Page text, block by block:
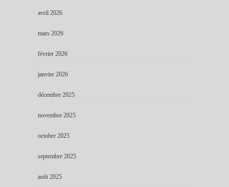
avril 2026
mars 2026
février 2026
janvier 2026
décembre 2025
novembre 2025
octobre 2025
septembre 2025
août 2025